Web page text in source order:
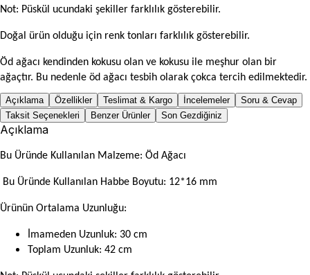
Not: Püskül ucundaki şekiller farklılık gösterebilir.
Doğal ürün olduğu için renk tonları farklılık gösterebilir.
Öd ağacı kendinden kokusu olan ve kokusu ile meşhur olan bir
ağaçtır. Bu nedenle öd ağacı tesbih olarak çokca tercih edilmektedir.
Açıklama Özellikler Teslimat & Kargo İncelemeler
Soru & Cevap
Taksit Seçenekleri
Benzer Ürünler Son Gezdiğiniz
Açıklama
Bu Üründe Kullanılan Malzeme: Öd Ağacı
Bu Üründe Kullanılan Habbe Boyutu: 12*16 mm
Ürünün Ortalama Uzunluğu:
İmameden Uzunluk: 30 cm
Toplam Uzunluk: 42 cm